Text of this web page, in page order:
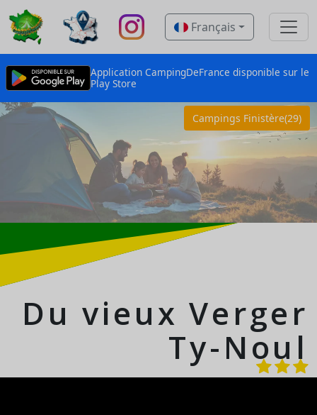
Français
Application CampingDeFrance disponible sur le
Play Store
Campings Finistère(29)
Du vieux Verger
Ty-Noul